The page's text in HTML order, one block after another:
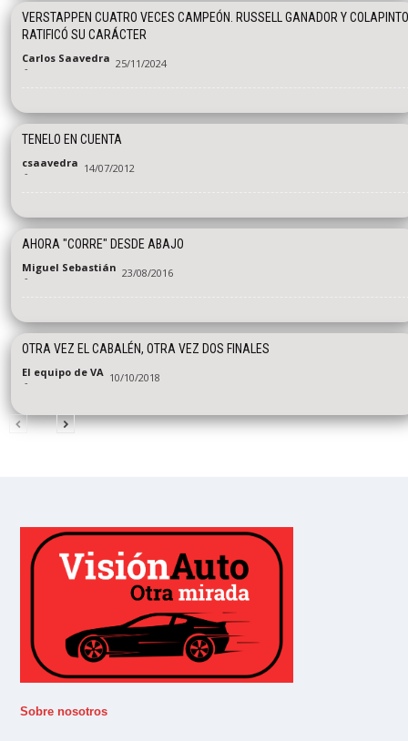
VERSTAPPEN CUATRO VECES CAMPEÓN. RUSSELL GANADOR Y COLAPINTO
RATIFICÓ SU CARÁCTER
Carlos Saavedra
- 25/11/2024
TENELO EN CUENTA
csaavedra
- 14/07/2012
AHORA "CORRE" DESDE ABAJO
Miguel Sebastián
- 23/08/2016
OTRA VEZ EL CABALÉN, OTRA VEZ DOS FINALES
El equipo de VA
- 10/10/2018
Sobre nosotros